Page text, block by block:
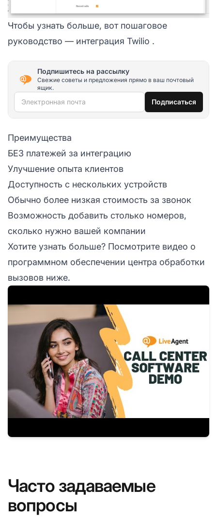
Чтобы узнать больше, вот пошаговое
руководство — интеграция Twilio .
Подпишитесь на рассылку
Свежие советы и предложения прямо в ваш почтовый
ящик.
Электронная почта Подписаться
Преимущества
БЕЗ платежей за интеграцию
Улучшение опыта клиентов
Доступность с нескольких устройств
Обычно более низкая стоимость за звонок
Возможность добавить столько номеров,
сколько нужно вашей компании
Хотите узнать больше? Посмотрите видео о
программном обеспечении центра обработки
вызовов ниже.
Часто задаваемые
вопросы